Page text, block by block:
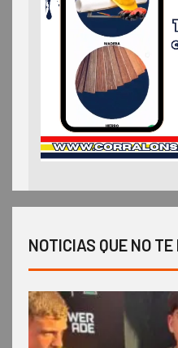
NOTICIAS QUE NO TE